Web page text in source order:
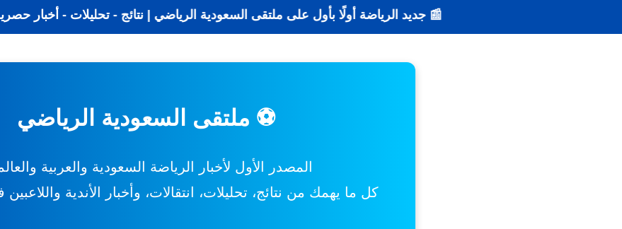
📰 جديد الرياضة أولًا بأول على ملتقى السعودية الرياضي | نتائج -
⚽ ملتقى السعودية الرياضي
المصدر الأول لأخبار الرياضة السعودية والعربية
كل ما يهمك من نتائج، تحليلات، انتقالات، وأخبار الأندية